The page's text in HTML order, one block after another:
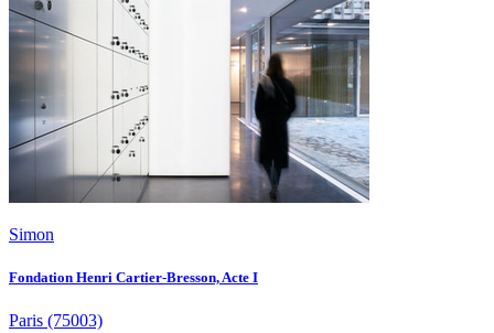
Simon
Fondation Henri Cartier-Bresson, Acte I
Paris (75003)